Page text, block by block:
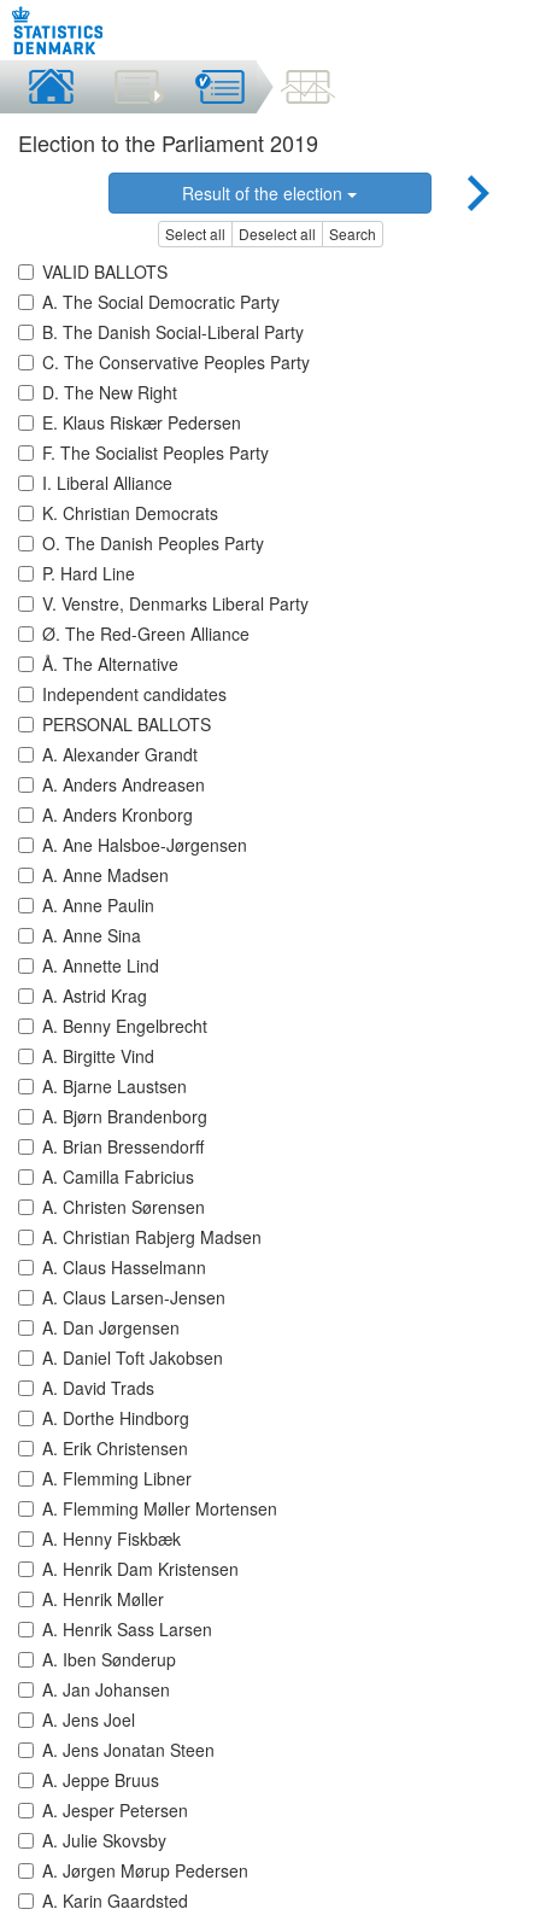
Election to the Parliament 2019
Result of the election
Select all Deselect all Search
VALID BALLOTS
A. The Social Democratic Party
B. The Danish Social-Liberal Party
C. The Conservative Peoples Party
D. The New Right
E. Klaus Riskær Pedersen
F. The Socialist Peoples Party
I. Liberal Alliance
K. Christian Democrats
O. The Danish Peoples Party
P. Hard Line
V. Venstre, Denmarks Liberal Party
Ø. The Red-Green Alliance
Å. The Alternative
Independent candidates
PERSONAL BALLOTS
A. Alexander Grandt
A. Anders Andreasen
A. Anders Kronborg
A. Ane Halsboe-Jørgensen
A. Anne Madsen
A. Anne Paulin
A. Anne Sina
A. Annette Lind
A. Astrid Krag
A. Benny Engelbrecht
A. Birgitte Vind
A. Bjarne Laustsen
A. Bjørn Brandenborg
A. Brian Bressendorff
A. Camilla Fabricius
A. Christen Sørensen
A. Christian Rabjerg Madsen
A. Claus Hasselmann
A. Claus Larsen-Jensen
A. Dan Jørgensen
A. Daniel Toft Jakobsen
A. David Trads
A. Dorthe Hindborg
A. Erik Christensen
A. Flemming Libner
A. Flemming Møller Mortensen
A. Henny Fiskbæk
A. Henrik Dam Kristensen
A. Henrik Møller
A. Henrik Sass Larsen
A. Iben Sønderup
A. Jan Johansen
A. Jens Joel
A. Jens Jonatan Steen
A. Jeppe Bruus
A. Jesper Petersen
A. Julie Skovsby
A. Jørgen Mørup Pedersen
A. Karin Gaardsted